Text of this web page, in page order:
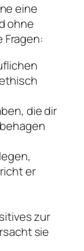
eine
ohne
die dir
er
zur
sie